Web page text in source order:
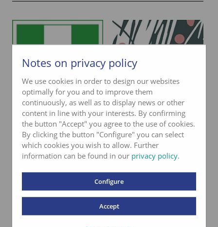
Normen von Swiss-Seed
Alle unsere Sämereien und
Mischungen entsprechen
den strengen VESKOF-
Qualitätskriterien. Sämtliches
Saatgut wird durch unser
eigenes Saatgutlabor und
Arbeitsgemeinschaft zur
Förderung des
Futterbaues
Unsere
Futterbaumischungen sind
ausgestattet. Sie werden
regelmässig, unter dem
Mandat der AGFF, durch
Notes on privacy policy
We use cookies in order to design our websites
optimally for you and to improve them
continuously, as well as to display news or other
content in line with your interests. By confirming
the button "Accept" you agree to the use of cookies.
By clicking the button "Configure" you can select
which cookies you wish to allow. Further
information can be found in our privacy policy.
Configure
Accept